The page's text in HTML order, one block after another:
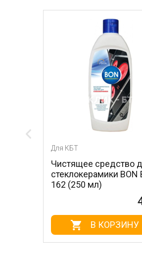
Чистящее средство для
стеклокерамики BON BN-
162 (250 мл)
В КОРЗИНУ